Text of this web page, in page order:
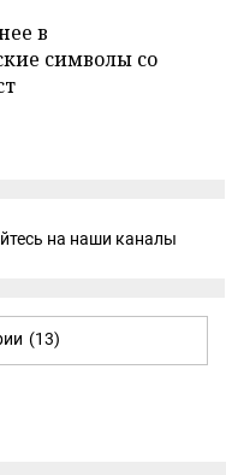
в
символы со
на наши каналы
(13)